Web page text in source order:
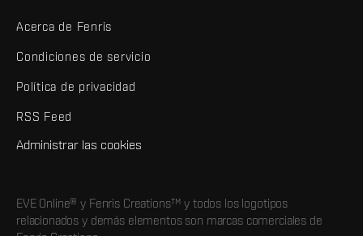
Acerca de Fenris
Condiciones de servicio
Política de privacidad
RSS Feed
Administrar las cookies
EVE Online® y Fenris Creations™ y todos los logotipos
relacionados y demás elementos son marcas comerciales de